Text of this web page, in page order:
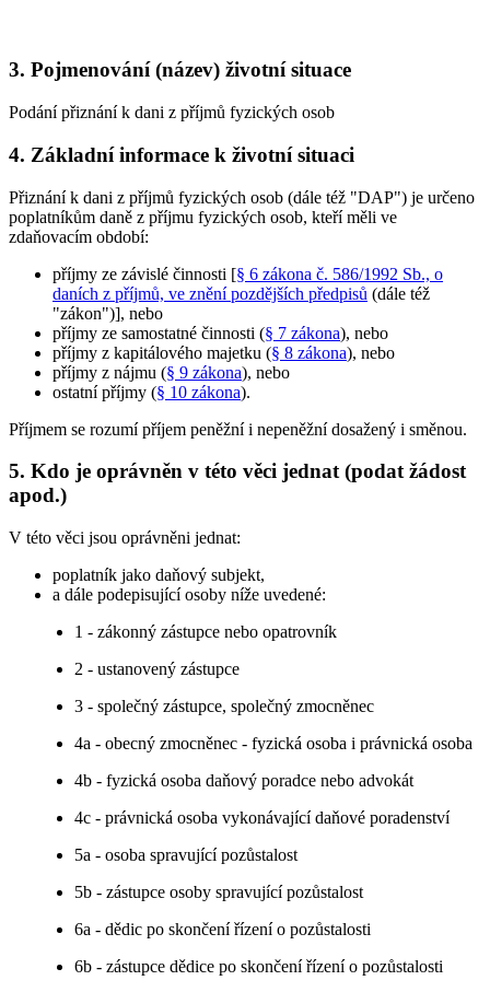
3. Pojmenování (název) životní situace
Podání přiznání k dani z příjmů fyzických osob
4. Základní informace k životní situaci
Přiznání k dani z příjmů fyzických osob (dále též "DAP") je určeno
poplatníkům daně z příjmu fyzických osob, kteří měli ve
zdaňovacím období:
příjmy ze závislé činnosti [§ 6 zákona č. 586/1992 Sb., o
daních z příjmů, ve znění pozdějších předpisů (dále též
"zákon")], nebo
příjmy ze samostatné činnosti (§ 7 zákona), nebo
příjmy z kapitálového majetku (§ 8 zákona), nebo
příjmy z nájmu (§ 9 zákona), nebo
ostatní příjmy (§ 10 zákona).
Příjmem se rozumí příjem peněžní i nepeněžní dosažený i směnou.
5. Kdo je oprávněn v této věci jednat (podat žádost
apod.)
V této věci jsou oprávněni jednat:
poplatník jako daňový subjekt,
a dále podepisující osoby níže uvedené:
1 - zákonný zástupce nebo opatrovník
2 - ustanovený zástupce
3 - společný zástupce, společný zmocněnec
4a - obecný zmocněnec - fyzická osoba i právnická osoba
4b - fyzická osoba daňový poradce nebo advokát
4c - právnická osoba vykonávající daňové poradenství
5a - osoba spravující pozůstalost
5b - zástupce osoby spravující pozůstalost
6a - dědic po skončení řízení o pozůstalosti
6b - zástupce dědice po skončení řízení o pozůstalosti